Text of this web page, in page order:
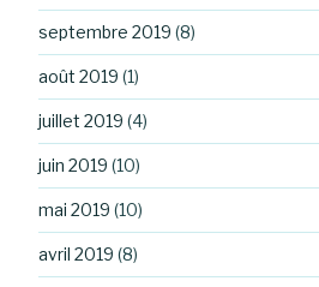
septembre 2019 (8)
août 2019 (1)
juillet 2019 (4)
juin 2019 (10)
mai 2019 (10)
avril 2019 (8)